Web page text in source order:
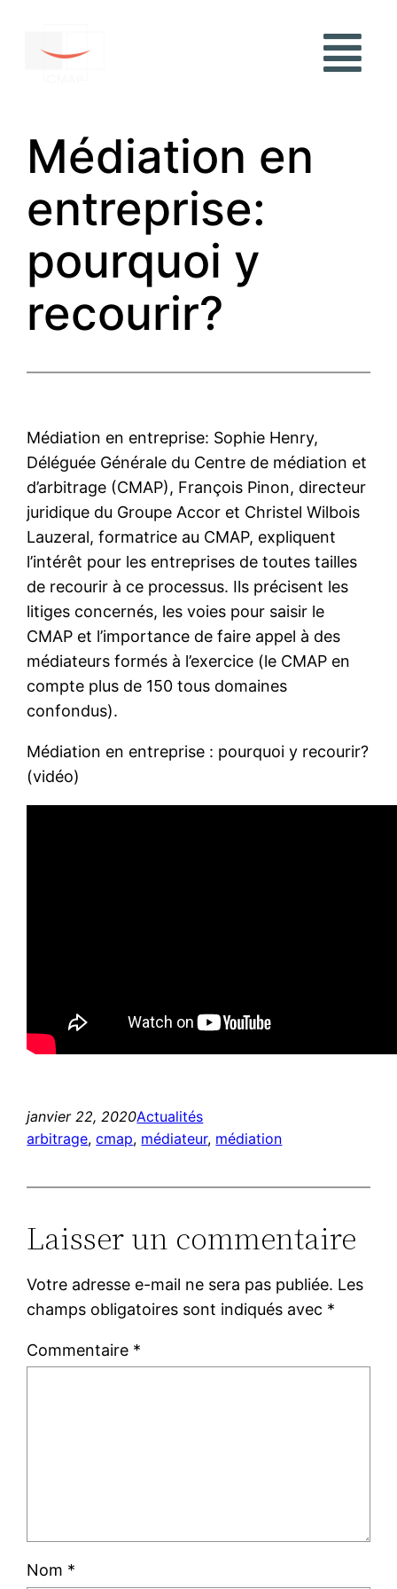
Médiation en
entreprise:
pourquoi y
recourir?
Médiation en entreprise: Sophie Henry,
Déléguée Générale du Centre de médiation et
d’arbitrage (CMAP), François Pinon, directeur
juridique du Groupe Accor et Christel Wilbois
Lauzeral, formatrice au CMAP, expliquent
l’intérêt pour les entreprises de toutes tailles
de recourir à ce processus. Ils précisent les
litiges concernés, les voies pour saisir le
CMAP et l’importance de faire appel à des
médiateurs formés à l’exercice (le CMAP en
compte plus de 150 tous domaines
confondus).
Médiation en entreprise : pourquoi y recourir?
(vidéo)
janvier 22, 2020Actualités
arbitrage, cmap, médiateur, médiation
Laisser un commentaire
Votre adresse e-mail ne sera pas publiée. Les
champs obligatoires sont indiqués avec *
Commentaire *
Nom *